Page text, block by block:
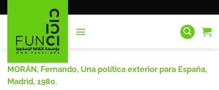
al
MORÁN, Fernando, Una política exterior para España,
Madrid, 1980.